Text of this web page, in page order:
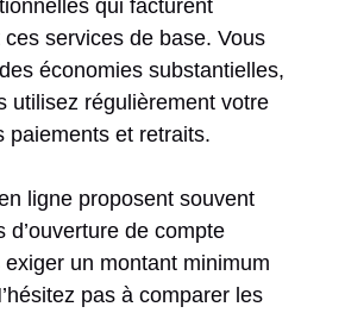
qui facturent
services de base. Vous
économies substantielles,
utilisez régulièrement votre
paiements et retraits.
ligne proposent souvent
d’ouverture de compte
un montant minimum
pas à comparer les